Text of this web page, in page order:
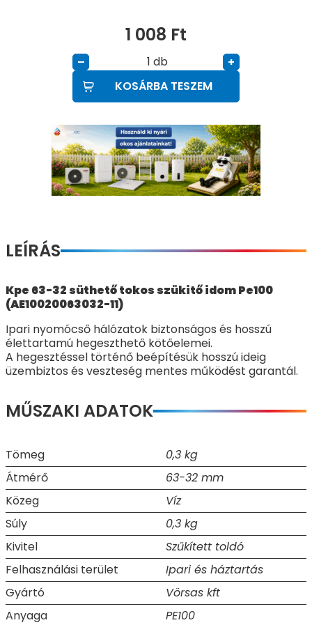
1 008 Ft
– db
+
KOSÁRBA TESZEM
LEÍRÁS
Kpe 63-32 süthető tokos szükitő idom Pe100
(AE10020063032-11)
Ipari nyomócső hálózatok biztonságos és hosszú
élettartamú hegeszthető kötőelemei.
A hegesztéssel történő beépítésük hosszú ideig
üzembiztos és veszteség mentes működést garantál.
MŰSZAKI ADATOK
Tömeg
0,3 kg
Átmérő
63-32 mm
Közeg
Víz
Súly
0,3 kg
Kivitel
Szűkített toldó
Felhasználási terület
Ipari és háztartás
Gyártó
Vörsas kft
Anyaga
PE100